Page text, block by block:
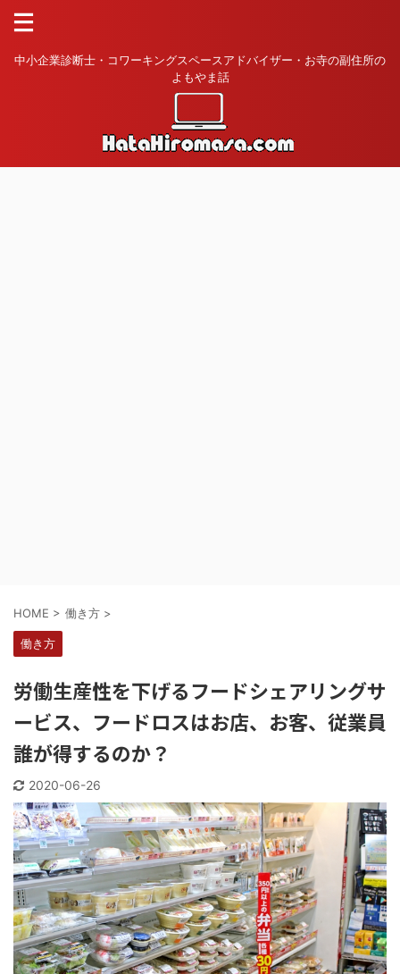
中小企業診断士・コワーキングスペースアドバイザー・お寺の副住所の
よもやま話
HOME > 働き方 >
働き方
労働生産性を下げるフードシェアリングサ
ービス、フードロスはお店、お客、従業員
誰が得するのか？
2020-06-26